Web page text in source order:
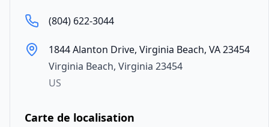
(804) 622-3044
1844 Alanton Drive, Virginia Beach, VA 23454
Virginia Beach, Virginia 23454
US
Carte de localisation